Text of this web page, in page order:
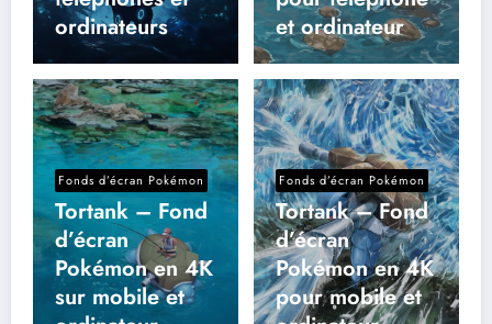
ordinateurs
et ordinateur
Fonds d’écran Pokémon
Tortank – Fond
d’écran
Pokémon en 4K
sur mobile et
Fonds d’écran Pokémon
Tortank – Fond
d’écran
Pokémon en 4K
pour mobile et